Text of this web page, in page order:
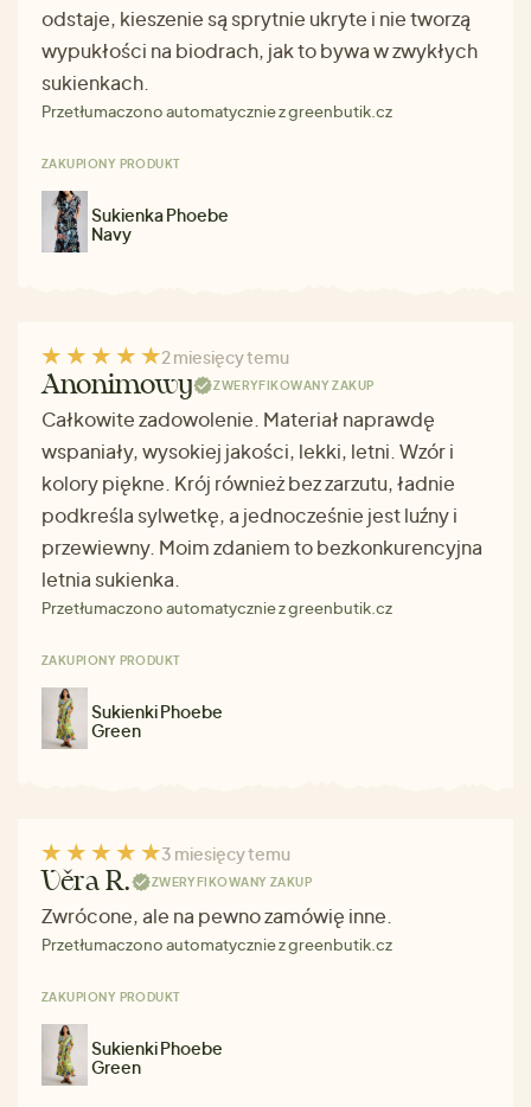
odstaje, kieszenie są sprytnie ukryte i nie tworzą
wypukłości na biodrach, jak to bywa w zwykłych
sukienkach.
Przetłumaczono automatycznie z greenbutik.cz
ZAKUPIONY PRODUKT
Sukienka Phoebe
Navy
2 miesięcy temu
Anonimowy ZWERYFIKOWANY ZAKUP
Całkowite zadowolenie. Materiał naprawdę
wspaniały, wysokiej jakości, lekki, letni. Wzór i
kolory piękne. Krój również bez zarzutu, ładnie
podkreśla sylwetkę, a jednocześnie jest luźny i
przewiewny. Moim zdaniem to bezkonkurencyjna
letnia sukienka.
Przetłumaczono automatycznie z greenbutik.cz
ZAKUPIONY PRODUKT
Sukienki Phoebe
Green
3 miesięcy temu
Věra R. ZWERYFIKOWANY ZAKUP
Zwrócone, ale na pewno zamówię inne.
Przetłumaczono automatycznie z greenbutik.cz
ZAKUPIONY PRODUKT
Sukienki Phoebe
Green